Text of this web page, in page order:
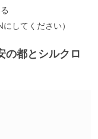
してください）
都とシルクロ